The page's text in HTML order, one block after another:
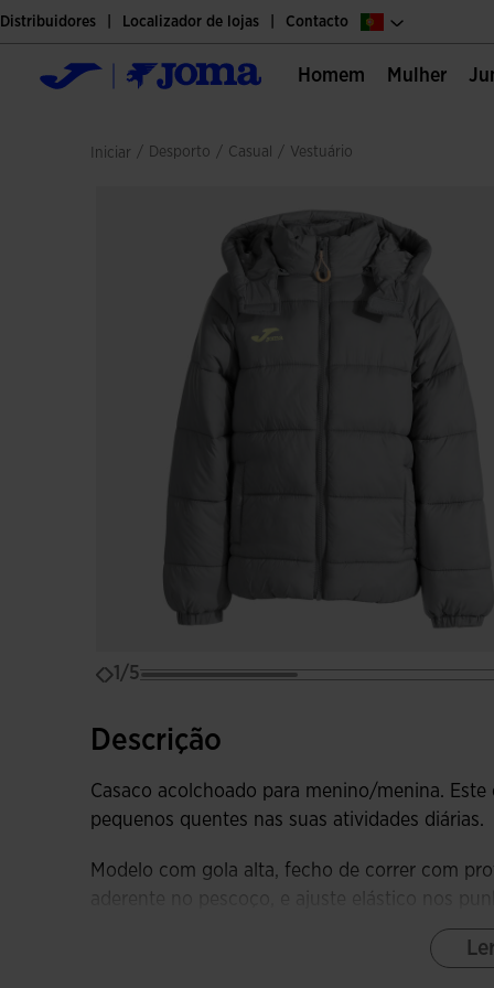
Distribuidores Localizador de lojas Contacto
Homem Mulher
Iniciar / desporto / casual / vestuário
1/5
Descrição
Casaco acolchoado para menino/menina.
pequenos quentes nas suas atividades diárias.
Modelo com gola alta, fecho de correr com
aderente no pescoço, e ajuste elástico nos
bolsos laterais com fecho de correr para